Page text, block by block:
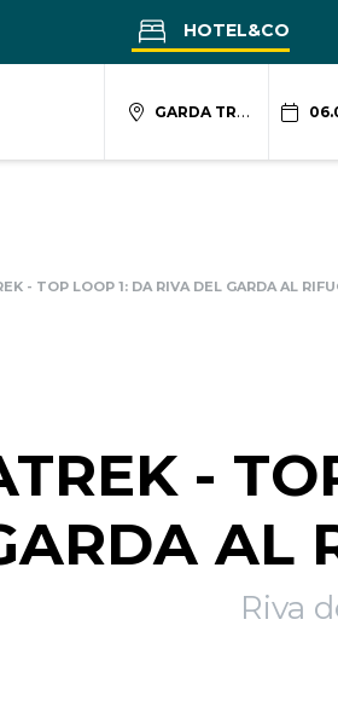
HOTEL&CO
GARDA TRENTINO
- TOP LOOP 1: DA RIVA DEL GARDA AL
-
AL
Riva